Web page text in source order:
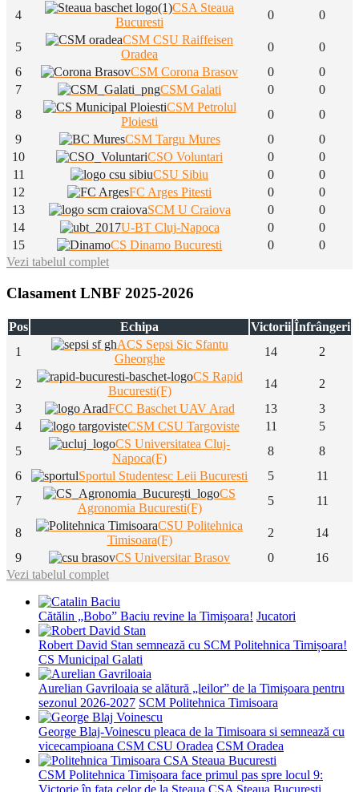
4
CSA Steaua
Bucuresti
0 0
5
CSM CSU Raiffeisen
Oradea
0
0
6
CSM Corona Brasov 0
0
7
CSM Galati 0
0
8
CSM Petrolul
Ploiesti
0
0
9
CSM Targu Mures 0
0
10
CSO Voluntari 0
0
11
CSU Sibiu 0
0
12
FC Arges Pitesti 0
0
13
SCM U Craiova 0
0
14
U-BT Cluj-Napoca 0
0
15
CS Dinamo Bucuresti 0
0
Vezi tabelul complet
Clasament LNBF 2025-2026
Pos Echipa Victorii Înfrângeri
1
ACS Sepsi Sic Sfantu
Gheorghe
14 2
2
CS Rapid
Bucuresti(F)
14
2
3
FCC Baschet UAV Arad 13
3
4
CSM CSU Targoviste 11
5
5
CS Universitatea Cluj-
Napoca(F)
8
8
6
Sportul Studentesc Leii Bucuresti 5
11
7
CS
Agronomia Bucuresti(F)
5 11
8
CSU Politehnica
Timisoara(F)
2
14
9
CS Universitar Brasov 0
16
Vezi tabelul complet
Cătălin „Bobo” Baciu revine la Timișoara! Jucatori
Robert David Stan semnează cu SCM Politehnica Timișoara!
CS Municipal Galati
Aurelian Gavriloaia se alătură „leilor” de la Timișoara pentru
sezonul 2026-2027 SCM Politehnica Timisoara
George Blaj-Voinescu pleaca de la Timisoara si semnează cu
vicecampioana CSM CSU Oradea CSM Oradea
CSM Politehnica Timișoara face primul pas spre locul 9:
Victorie în fața celor de la Steaua CSA Steaua Bucuresti